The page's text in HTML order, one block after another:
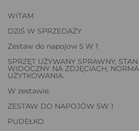
WITAM
DZIŚ W SPRZEDAŻY
Zestaw do napojow 5 W 1
SPRZĘT UŻYWANY SPRAWNY,
WIDOCZNY NA ZDJĘCIACH,
UŻYTKOWANIA.
W zestawie:
ZESTAW DO NAPOJÓW 5W 1
PUDEŁKO